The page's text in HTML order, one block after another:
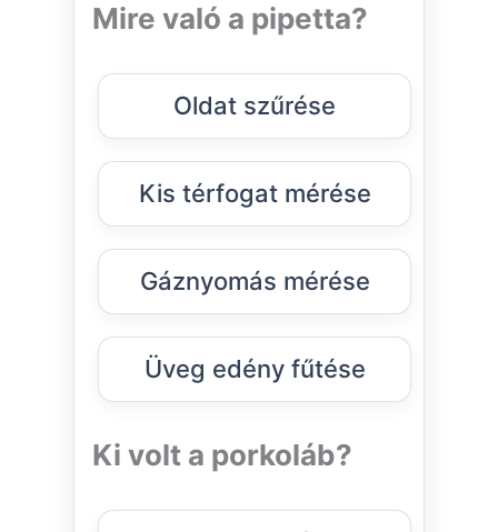
Mire való a pipetta?
Oldat szűrése
Kis térfogat mérése
Gáznyomás mérése
Üveg edény fűtése
Ki volt a porkoláb?